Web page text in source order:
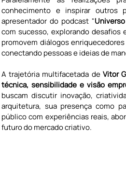
conhecimento e inspirar outros
apresentador do podcast "
com sucesso, explorando desafios
promovem diálogos
conectando pessoas e ideias de
A trajetória multifacetada de Vitor
técnica, sensibilidade e visão
buscam discutir inovação,
arquitetura, sua presença como
público com experiências reais,
futuro do mercado criativo.